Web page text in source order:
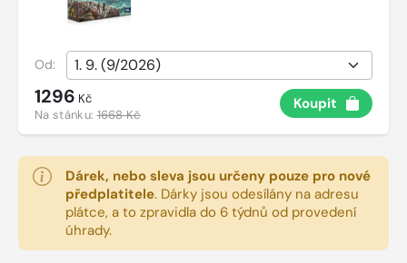
Od:
1296 Kč
Na stánku:1668 Kč
Koupit
Dárek, nebo sleva jsou určeny pouze pro nové
předplatitele. Dárky jsou odesílány na adresu
plátce, a to zpravidla do 6 týdnů od provedení
úhrady.